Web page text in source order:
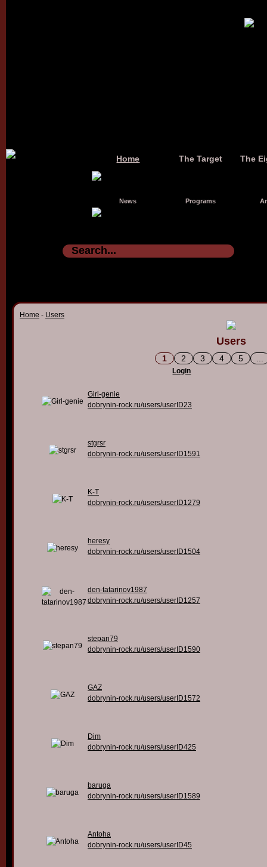
Home The Target The
News Programs
Home - Users
Users
1 2 3 4 5
Login
Girl-genie
dobrynin-rock.ru/users/userID23
stgrsr
dobrynin-rock.ru/users/userID1591
K-T
dobrynin-rock.ru/users/userID1279
heresy
dobrynin-rock.ru/users/userID1504
den-tatarinov1987
dobrynin-rock.ru/users/userID1257
stepan79
dobrynin-rock.ru/users/userID1590
GAZ
dobrynin-rock.ru/users/userID1572
Dim
dobrynin-rock.ru/users/userID425
baruga
dobrynin-rock.ru/users/userID1589
Antoha
dobrynin-rock.ru/users/userID45